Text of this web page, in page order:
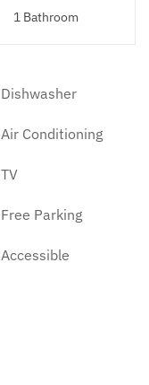
1 Bathroom
Dishwasher
Air Conditioning
TV
Free Parking
Accessible